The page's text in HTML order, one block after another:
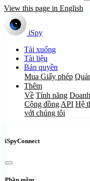
View this page in English
iSpy
Tải xuống
Tài liệu
Bản quyền
Mua Giấy phép
Thêm
Về Tính năng
Cộng đồng API Hệ
với chúng tôi
iSpyConnect